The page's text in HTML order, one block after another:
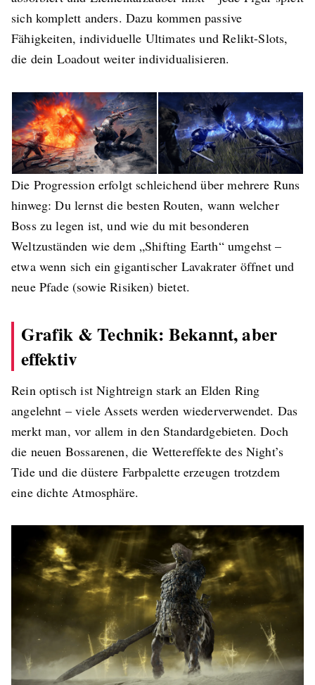
sich komplett anders. Dazu kommen passive
Fähigkeiten, individuelle Ultimates und Relikt-Slots,
die dein Loadout weiter individualisieren.
Die Progression erfolgt schleichend über mehrere Runs
hinweg: Du lernst die besten Routen, wann welcher
Boss zu legen ist, und wie du mit besonderen
Weltzuständen wie dem „Shifting Earth“ umgehst –
etwa wenn sich ein gigantischer Lavakrater öffnet und
neue Pfade (sowie Risiken) bietet.
Grafik & Technik: Bekannt, aber
effektiv
Rein optisch ist Nightreign stark an Elden Ring
angelehnt – viele Assets werden wiederverwendet. Das
merkt man, vor allem in den Standardgebieten. Doch
die neuen Bossarenen, die Wettereffekte des Night’s
Tide und die düstere Farbpalette erzeugen trotzdem
eine dichte Atmosphäre.